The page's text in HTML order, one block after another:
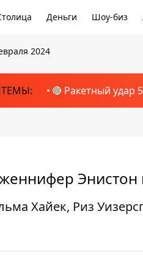
Деньги Шоу-биз
2024
🔴 Ракетный удар
Энистон
Хайек, Риз